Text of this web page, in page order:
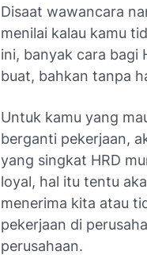
Disaat wawancara
menilai kalau kamu
ini, banyak cara bagi
buat, bahkan tanpa
Untuk kamu yang
berganti pekerjaan,
yang singkat HRD
loyal, hal itu tentu
menerima kita atau
pekerjaan di
perusahaan.